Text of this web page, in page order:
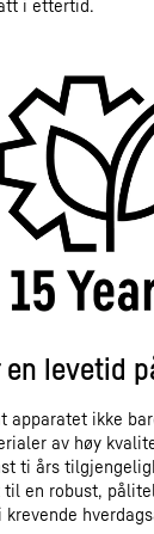
i ettertid.
levetid
apparatet ikke
av høy
ti års
til en robust,